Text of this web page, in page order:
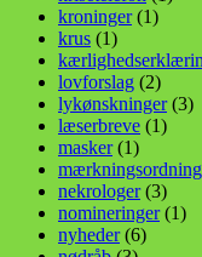
kroninger(1)
krus (1)
lovforslag (2)
lykønskninger(3)
læserbreve (1)
masker(1)
mærkningsordning
nekrologer(3)
nomineringer(1)
nyheder(6)